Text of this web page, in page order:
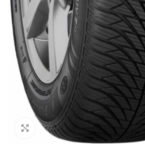
Click to enlarge